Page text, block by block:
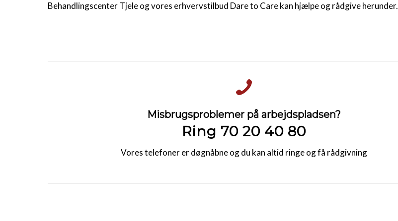
Behandlingscenter Tjele og vores erhvervstilbud Dare to Care kan hjælpe og rådgive herunder.
Misbrugsproblemer på arbejdspladsen?
Ring 70 20 40 80
Vores telefoner er døgnåbne og du kan altid ringe og få rådgivning